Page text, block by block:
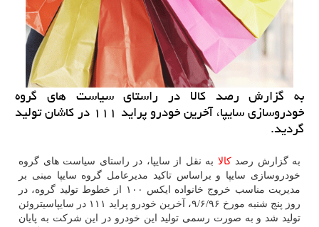
به گزارش رصد كالا در راستای سیاست های گروه
خودروسازی سایپا، آخرین خودرو پراید ۱۱۱ در كاشان تولید
گردید.
به گزارش رصدكالا به نقل از سایپا، در راستای سیاست های گروه
خودروسازی سایپا و براساس تاكید مدیرعامل گروه سایپا مبنی بر
مدیریت مناسب خروج خانواده ایكس ۱۰۰ از خطوط تولید گروه، در
روز پنج شنبه مورخ ۹/۶/۹۶، آخرین خودرو پراید ۱۱۱ در سایپاسیتروئن
تولید شد و به صورت رسمی تولید این خودرو در این شركت به پایان